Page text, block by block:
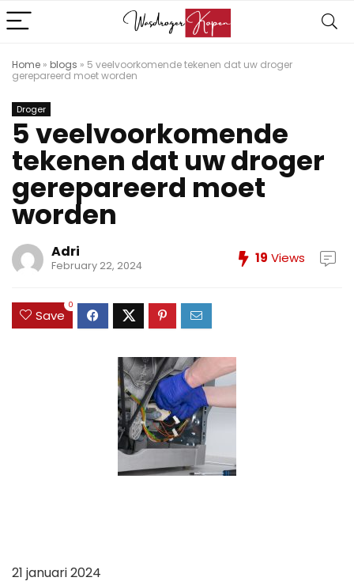
Home » blogs » 5 veelvoorkomende tekenen dat uw droger
gerepareerd moet worden
Droger
5 veelvoorkomende
tekenen dat uw droger
gerepareerd moet
worden
Adri
February 22, 2024 19 Views
Save
0
21 januari 2024